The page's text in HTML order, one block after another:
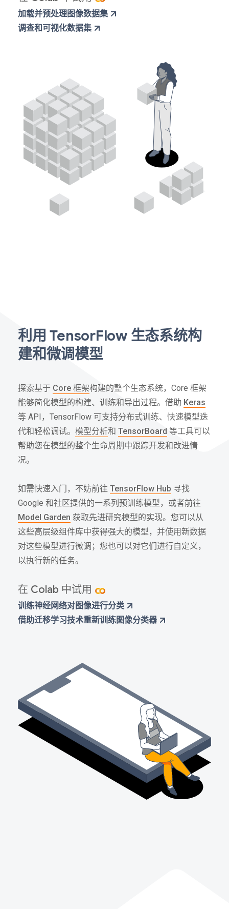
加载并预处理图像数据集
调查和可视化数据集
利用 TensorFlow 生态系统构
建和微调模型
探索基于 Core 框架构建的整个生态系统，Core 框架
能够简化模型的构建、训练和导出过程。借助 Keras
等 API，TensorFlow 可支持分布式训练、快速模型迭
代和轻松调试。 模型分析和 TensorBoard 等工具可以
帮助您在模型的整个生命周期中跟踪开发和改进情
况。
如需快速入门，不妨前往 TensorFlow Hub 寻找
Google 和社区提供的一系列预训练模型，或者前往
Model Garden 获取先进研究模型的实现。您可以从
这些高层级组件库中获得强大的模型，并使用新数据
对这些模型进行微调；您也可以对它们进行自定义，
以执行新的任务。
在 Colab 中试用
训练神经网络对图像进行分类
借助迁移学习技术重新训练图像分类器